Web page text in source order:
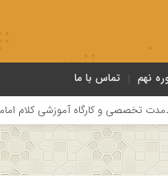
نهم تماس با ما
و کارگاه آموزشی کلام امامیه